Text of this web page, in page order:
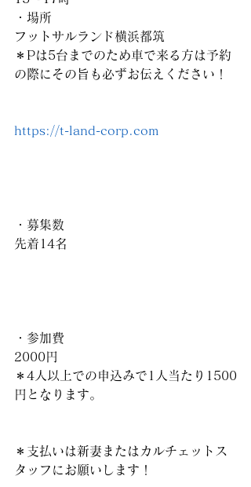
・場所
フットサルランド横浜都筑
＊Pは5台までのため車で来る方は予約
の際にその旨も必ずお伝えください！
https://t-land-corp.com
・募集数
先着14名
・参加費
2000円
＊4人以上での申込みで1人当たり1500
円となります。
＊支払いは新妻またはカルチェットス
タッフにお願いします！